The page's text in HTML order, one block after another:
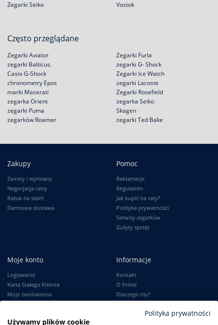
Zegarki Seiko
Vostok
Często przeglądane
Zegarki Aviator
zegarki Balticus.
Casio G-Shock
chronometry Epos
Zegarki Furla
zegarki G- Shock
Zegarki Ice Watch
zegarki Lacoste
marki Maserati
zegarka Orient
zegarki Puma
zegarków Roamer
Zegarki Rosefield
zegarka Seiko
Skagen
zegarki Ted Bake
Zakupy
Zwroty i wymiany
Negocjacja ceny
Rabat na start!
Darmowa dostawa
Pomoc
Reklamacje
Regulamin
Jak kupić na raty?
Polityka prywatności
Serwisy zegarków
Zużyty sprzęt
Moje konto
Logowanie
Karta Stałego Klienta
Moje zamówienia
Informacje
Kontakt
O firmie
Dlaczego my?
Polityka prywatności
Używamy plików cookie